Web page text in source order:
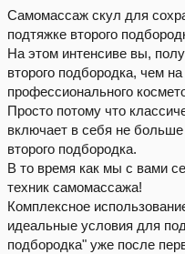
Самомассаж скул для
подтяжке второго
На этом интенсиве вы,
второго подбородка, чем
профессионального
Просто потому что
включает в себя не
второго подбородка.
В то время как мы с вами
техник самомассажа!
Комплексное
идеальные условия для
подбородка" уже после